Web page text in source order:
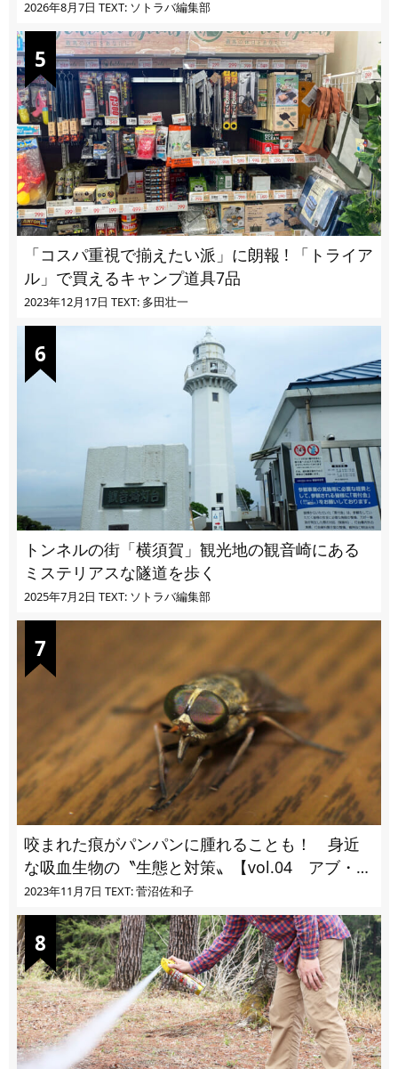
2026年8月7日 TEXT: ソトラバ編集部
「コスパ重視で揃えたい派」に朗報 ! 「トライア
ル」で買えるキャンプ道具7品
2023年12月17日 TEXT: 多田壮一
トンネルの街「横須賀」観光地の観音崎にある
ミステリアスな隧道を歩く
2025年7月2日 TEXT: ソトラバ編集部
咬まれた痕がパンパンに腫れることも！ 身近
な吸血生物の〝生態と対策〟【vol.04 アブ・ブ
ユ・ヌカカ】
2023年11月7日 TEXT: 菅沼佐和子